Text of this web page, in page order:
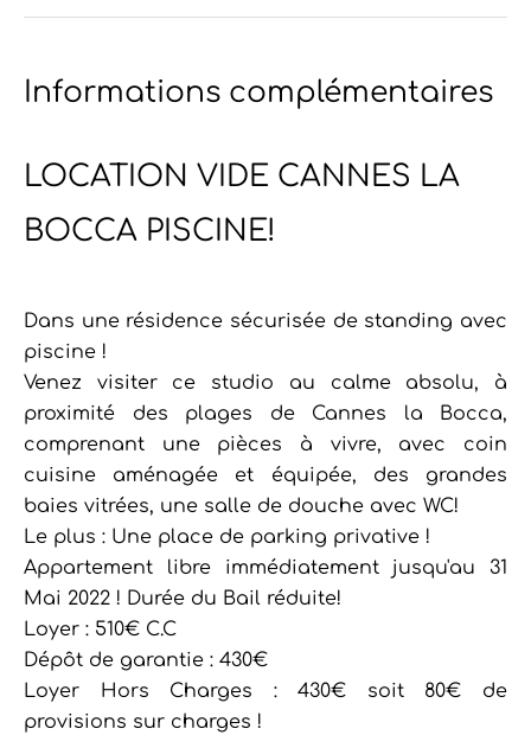
Informations complémentaires
LOCATION VIDE CANNES LA
BOCCA PISCINE!
Dans une résidence sécurisée de standing avec
piscine !
Venez visiter ce studio au calme absolu, à
proximité des plages de Cannes la Bocca,
comprenant une pièces à vivre, avec coin
cuisine aménagée et équipée, des grandes
baies vitrées, une salle de douche avec WC!
Le plus : Une place de parking privative !
Appartement libre immédiatement jusqu'au 31
Mai 2022 ! Durée du Bail réduite!
Loyer : 510€ C.C
Dépôt de garantie : 430€
Loyer Hors Charges : 430€ soit 80€ de
provisions sur charges !